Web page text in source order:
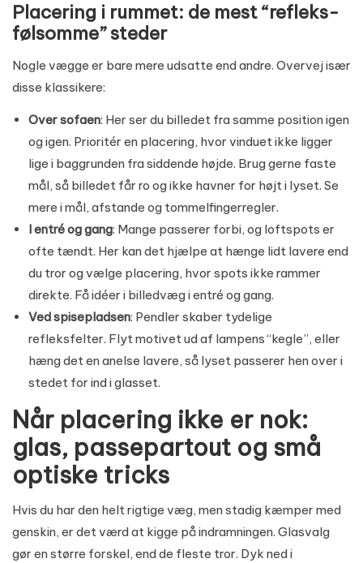
Placering i rummet: de mest “refleks-
følsomme” steder
Nogle vægge er bare mere udsatte end andre. Overvej især
disse klassikere:
Over sofaen: Her ser du billedet fra samme position igen
og igen. Prioritér en placering, hvor vinduet ikke ligger
lige i baggrunden fra siddende højde. Brug gerne faste
mål, så billedet får ro og ikke havner for højt i lyset. Se
mere imål, afstande og tommelfingerregler.
I entré og gang: Mange passerer forbi, og loftspots er
ofte tændt. Her kan det hjælpe at hænge lidt lavere end
du tror og vælge placering, hvor spots ikke rammer
direkte. Få idéer i billedvæg i entré og gang.
Ved spisepladsen: Pendler skaber tydelige
refleksfelter. Flyt motivet ud af lampens “kegle”, eller
hæng det en anelse lavere, så lyset passerer hen over i
stedet for ind i glasset.
Når placering ikke er nok:
glas, passepartout og små
optiske tricks
Hvis du har den helt rigtige væg, men stadig kæmper med
genskin, er det værd at kigge på indramningen. Glasvalg
gør en større forskel, end de fleste tror. Dyk ned i